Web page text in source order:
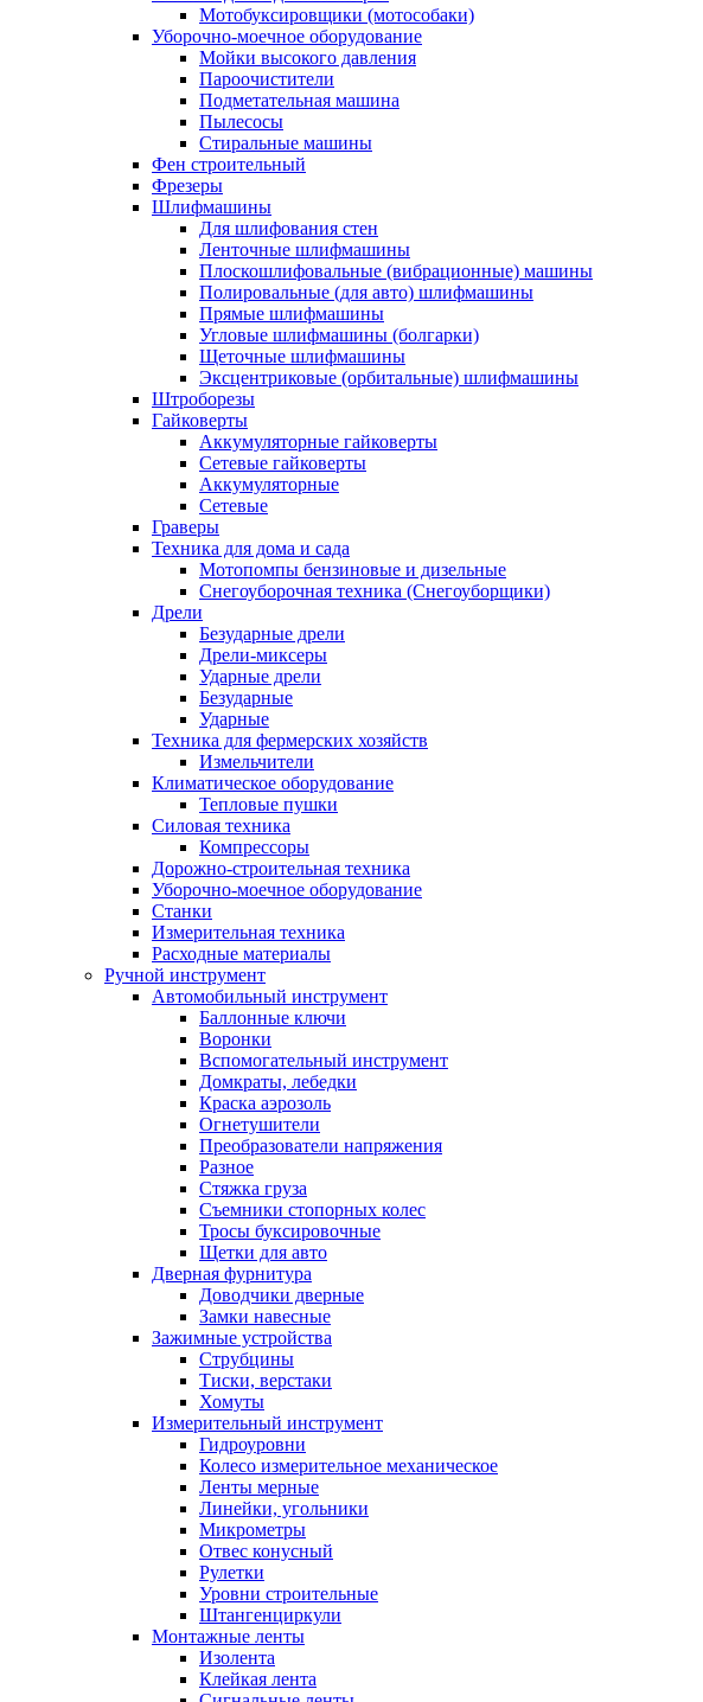
Мотобуксировщики (мотособаки)
Уборочно-моечное оборудование
Мойки высокого давления
Пароочистители
Подметательная машина
Пылесосы
Стиральные машины
Фен строительный
Фрезеры
Шлифмашины
Для шлифования стен
Ленточные шлифмашины
Плоскошлифовальные (вибрационные) машины
Полировальные (для авто) шлифмашины
Прямые шлифмашины
Угловые шлифмашины (болгарки)
Щеточные шлифмашины
Эксцентриковые (орбитальные) шлифмашины
Штроборезы
Гайковерты
Аккумуляторные гайковерты
Сетевые гайковерты
Аккумуляторные
Сетевые
Граверы
Техника для дома и сада
Мотопомпы бензиновые и дизельные
Снегоуборочная техника (Снегоуборщики)
Дрели
Безударные дрели
Дрели-миксеры
Ударные дрели
Безударные
Ударные
Техника для фермерских хозяйств
Измельчители
Климатическое оборудование
Тепловые пушки
Силовая техника
Компрессоры
Дорожно-строительная техника
Уборочно-моечное оборудование
Станки
Измерительная техника
Расходные материалы
Ручной инструмент
Автомобильный инструмент
Баллонные ключи
Воронки
Вспомогательный инструмент
Домкраты, лебедки
Краска аэрозоль
Огнетушители
Преобразователи напряжения
Разное
Стяжка груза
Съемники стопорных колес
Тросы буксировочные
Щетки для авто
Дверная фурнитура
Доводчики дверные
Замки навесные
Зажимные устройства
Струбцины
Тиски, верстаки
Хомуты
Измерительный инструмент
Гидроуровни
Колесо измерительное механическое
Ленты мерные
Линейки, угольники
Микрометры
Отвес конусный
Рулетки
Уровни строительные
Штангенциркули
Монтажные ленты
Изолента
Клейкая лента